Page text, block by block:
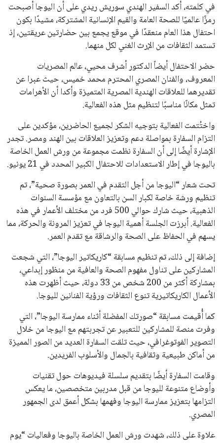
يبدو أن السويسري جياني إنفانتينو في طريقه للاحتفاظ بمنصبه
كرئيس للاتحاد الدولي لكرة القدم “فيفا” لفترة رابعة، بعد أن حصل
على تأييد واسع من أكثر من 200 اتحاد وطني من أصل 211 في
الجمعية العمومية. مما يعزز فرصته للفوز في الانتخابات المقررة عام
2027، ويجعله المرشح الأكثر حظًا حتى الآن.
هذا الدعم الواسع يأتي على الرغم من الانتقادات التي وجهت
لإنفانتينو في الآونة الأخيرة. حتى الآن، لم يتقدم أي مرشح منافس
في السباق الانتخابي، ولم تتمكن الأصوات المعارضة من التوصل إلى
اسم يوازن موقف إنفانتينو، قبل انتهاء فترة الترشح في نوفمبر
المقبل.
يعتمد إنفانتينو على قاعدة دعم قوية من الاتحادات القارية المختلفة،
بما في ذلك الاتحاد الأفريقي والآسيوي، بالإضافة إلى دعم غالبية
اتحادات أمريكا الجنوبية والكونكاكاف. وقد ساهمت مجموعة من
القرارات التي اتخذها في زيادة الموارد المالية لهذه الاتحادات، فضلاً
عن رفع عدد الفرق المشاركة في كأس العالم، وإطلاق بطولات دولية
جديدة تحت مظلة “فيفا”.
على الجانب الآخر، تتركز المعارضة بشكل ملحوظ داخل القارة
الأوروبية، حيث ارتفعت حدة الانتقادات الموجهة إلى إنفانتينو
بسبب التوسع المستمر في البطولات الدولية وأثر ذلك على الجدول
الزمني للمسابقات المحلية. وقد دعا رئيس رابطة الدوري الإسباني،
خافيير تيباس، إلى تنحّي إنفانتينو، معتبراً أن سياساته تضر بصناعة
كرة القدم وتزيد من ضغوط المباريات.
على الرغم من هذه الانتقادات، تشير التوقعات إلى أن إنفانتينو